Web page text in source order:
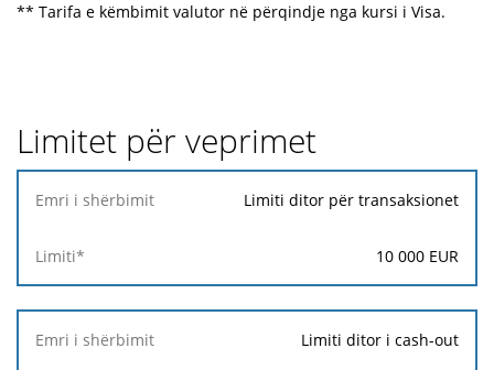
** Tarifa e këmbimit valutor në përqindje nga kursi i Visa.
Limitet për veprimet
Emri i
Limiti ditor për transaksionet
10 000 EUR
Limiti ditor i cash-out